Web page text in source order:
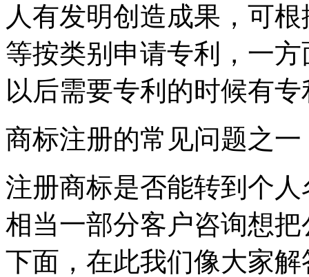
人有发明创造成果，可
等按类别申请专利，一
以后需要专利的时候有
商标注册的常见问题之一
注册商标是否能转到个
相当一部分客户咨询想
下面，在此我们像大家